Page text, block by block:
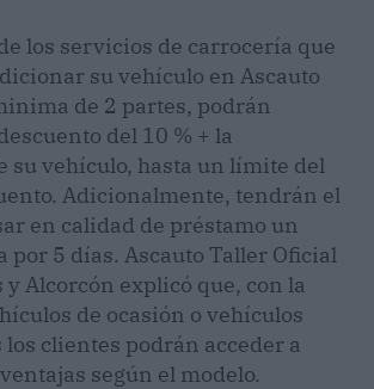
los servicios de carrocería que
su vehículo en Ascauto
de 2 partes, podrán
del 10 % + la
su vehículo, hasta un límite del
Adicionalmente, tendrán el
en calidad de préstamo un
por 5 días. Ascauto Taller Oficial
y Alcorcón explicó que, con la
de ocasión o vehículos
los clientes podrán acceder a
según el modelo.